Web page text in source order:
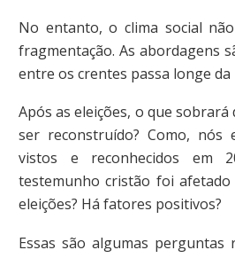
No entanto, o clima social
fragmentação. As abordagens
entre os crentes passa longe da
Após as eleições, o que sobrará
ser reconstruído? Como, nós
vistos e reconhecidos em
testemunho cristão foi afetado
eleições? Há fatores positivos?
Essas são algumas perguntas